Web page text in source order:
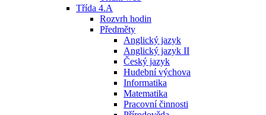
Třída 4.A
Rozvrh hodin
Předměty
Anglický jazyk
Anglický jazyk II
Český jazyk
Hudební výchova
Informatika
Matematika
Pracovní činnosti